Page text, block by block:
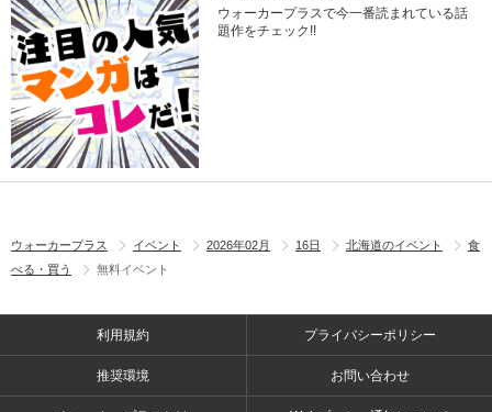
ウォーカープラスで今一番読まれている話
題作をチェック!!
ウォーカープラス イベント 2026年02月 16日 北海道のイベント
食
べる・買う
無料イベント
利用規約 プライバシーポリシー
推奨環境 お問い合わせ